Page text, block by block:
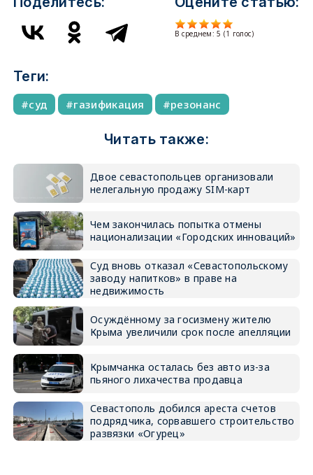
В среднем:5 (1 голос)
Теги:
суд газификация резонанс
Читать также:
Двое севастопольцев организовали
нелегальную продажу SIM-карт
Чем закончилась попытка отмены
национализации «Городских инноваций»
Суд вновь отказал «Севастопольскому
заводу напитков» в праве на
недвижимость
Осуждённому за госизмену жителю
Крыма увеличили срок после апелляции
Крымчанка осталась без авто из-за
пьяного лихачества продавца
Севастополь добился ареста счетов
подрядчика, сорвавшего строительство
развязки «Огурец»